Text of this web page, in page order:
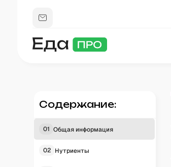
Содержание:
01 Общая информация
02 Нутриенты